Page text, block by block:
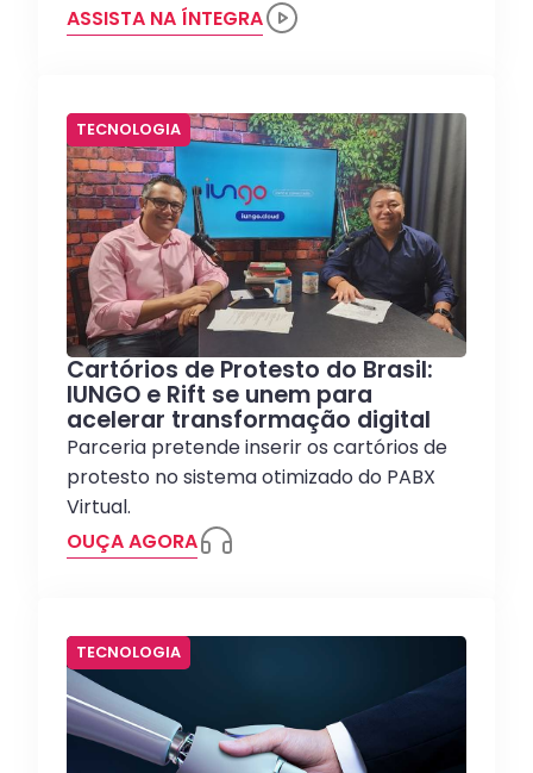
ASSISTA NA ÍNTEGRA
TECNOLOGIA
Cartórios de Protesto do Brasil:
IUNGO e Rift se unem para
acelerar transformação digital
Parceria pretende inserir os cartórios de
protesto no sistema otimizado do PABX
Virtual.
OUÇA AGORA
TECNOLOGIA